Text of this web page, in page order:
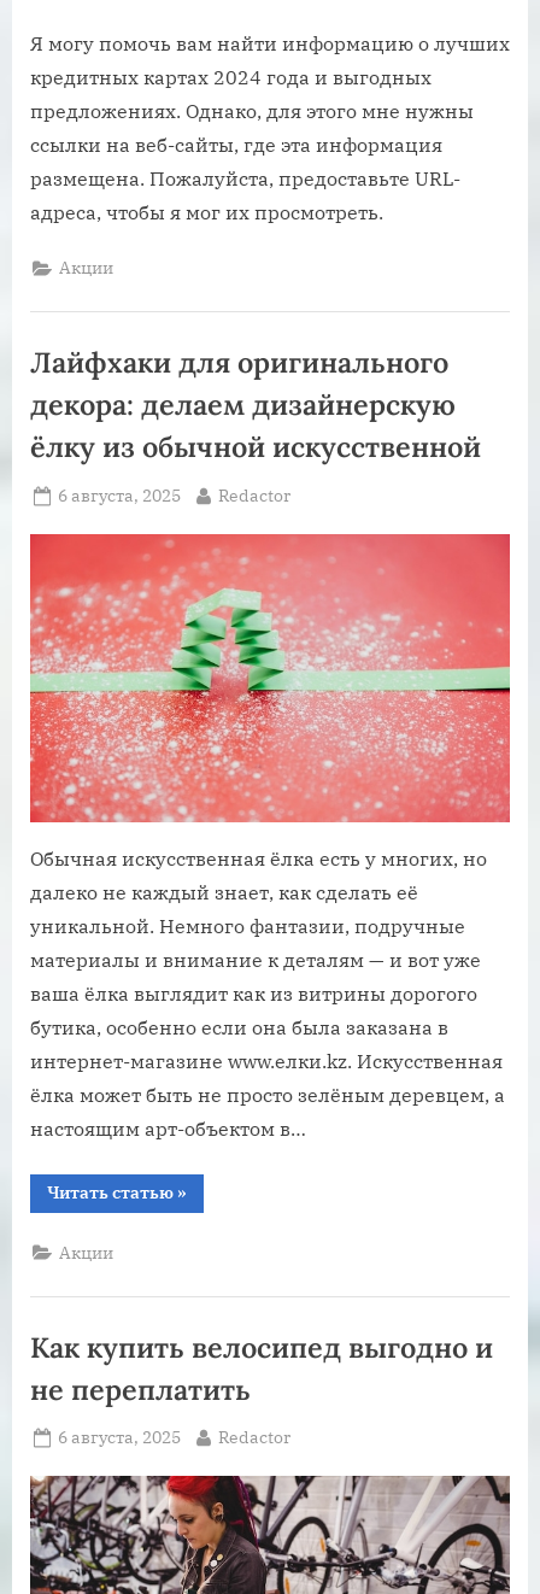
Я могу помочь вам найти информацию о лучших
кредитных картах 2024 года и выгодных
предложениях. Однако, для этого мне нужны
ссылки на веб-сайты, где эта информация
размещена. Пожалуйста, предоставьте URL-
адреса, чтобы я мог их просмотреть.
Акции
Лайфхаки для оригинального
декора: делаем дизайнерскую
ёлку из обычной искусственной
Posted
6 августа, 2025 By
Redactor
Обычная искусственная ёлка есть у многих, но
далеко не каждый знает, как сделать её
уникальной. Немного фантазии, подручные
материалы и внимание к деталям — и вот уже
ваша ёлка выглядит как из витрины дорогого
бутика, особенно если она была заказана в
интернет-магазине www.елки.kz. Искусственная
ёлка может быть не просто зелёным деревцем, а
настоящим арт-объектом в…
Читать статью“Лайфхаки
для
ёлку
искусственной”
»
Акции
Как купить велосипед выгодно и
не переплатить
Posted
6 августа, 2025 By
Redactor